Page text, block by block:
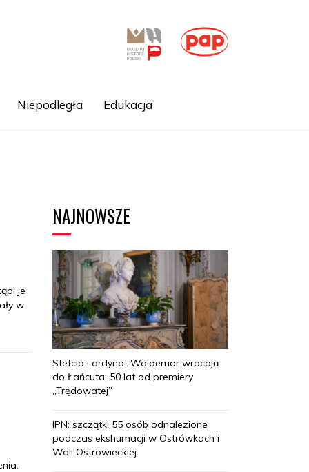
Niepodległa Edukacja
je
w
NAJNOWSZE
Stefcia i ordynat Waldemar wracają
do Łańcuta; 50 lat od premiery
„Trędowatej”
IPN: szczątki 55 osób odnalezione
podczas ekshumacji w Ostrówkach i
Woli Ostrowieckiej